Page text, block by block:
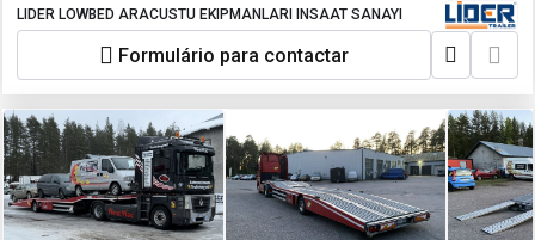
LIDER LOWBED ARACUSTU EKIPMANLARI INSAAT SANAYI
Formulário para contactar